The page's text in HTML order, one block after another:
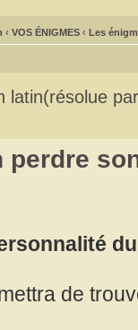
‹ VOS ÉNIGMES ‹ Les
latin(résolue
perdre
de